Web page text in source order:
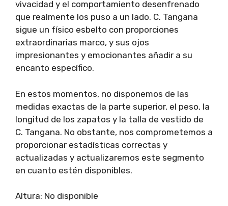
vivacidad y el comportamiento desenfrenado
que realmente los puso a un lado. C. Tangana
sigue un físico esbelto con proporciones
extraordinarias marco, y sus ojos
impresionantes y emocionantes añadir a su
encanto específico.
En estos momentos, no disponemos de las
medidas exactas de la parte superior, el peso, la
longitud de los zapatos y la talla de vestido de
C. Tangana. No obstante, nos comprometemos a
proporcionar estadísticas correctas y
actualizadas y actualizaremos este segmento
en cuanto estén disponibles.
Altura: No disponible